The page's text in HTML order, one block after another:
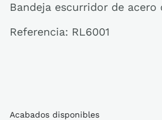
Bandeja escurridor de acero
Referencia: RL6001
Acabados disponibles